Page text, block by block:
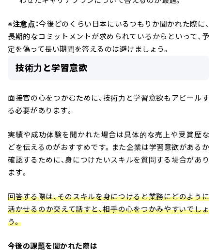
※注意点：今後どのくらい日本にいるつもりか聞かれた際に、
長期的なコミットメントが求められているからといって、予
定を偽って長い期間を答えるのは避けましょう。
技術力と学習意欲
面接官の心をつかむために、技術力と学習意欲もアピールす
る必要があります。
実績や成功体験を聞かれた場合は具体的な売上や受賞歴な
どを伝えるのがおすすめです。また企業は学習意欲があるか
確認するために、身につけたいスキルを質問する場合があり
ます。
回答する際は、そのスキルを身につけると業務にどのように
活かせるのか交えて話すと、相手の心をつかみやすいでしょ
う。
今後の課題を聞かれた際は